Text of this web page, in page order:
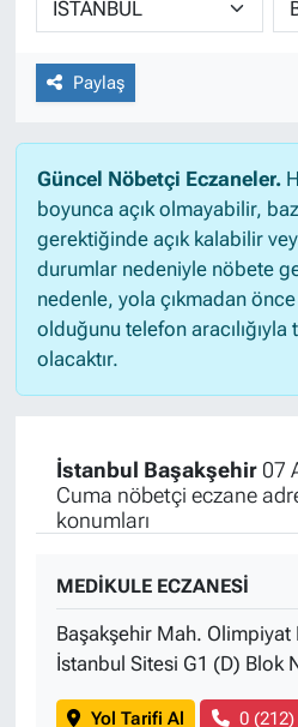
Paylaş
Güncel Nöbetçi Eczaneler.
boyunca açık olmayabilir,
gerektiğinde açık kalabilir
durumlar nedeniyle nöbete
nedenle, yola çıkmadan
olduğunu telefon
olacaktır.
İstanbul Başakşehir07
Cuma nöbetçi eczane
konumları
MEDİKULE ECZANESİ
Başakşehir Mah. Olimpiyat
İstanbul Sitesi G1 (D) Blok
Yol Tarifi Al 0